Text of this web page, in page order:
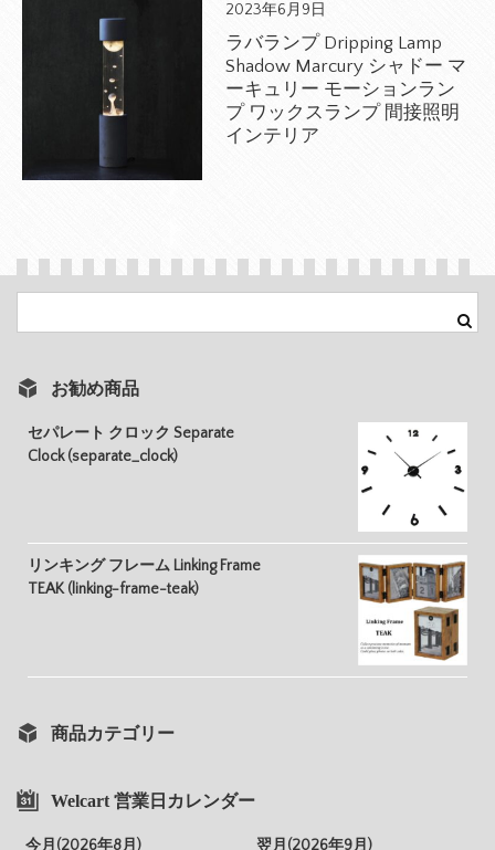
2023年6月9日
ラバランプ Dripping Lamp
Shadow Marcury シャドー マ
ーキュリー モーションラン
プ ワックスランプ 間接照明
インテリア
お勧め商品
セパレート クロック Separate
Clock (separate_clock)
リンキング フレーム Linking Frame
TEAK (linking-frame-teak)
商品カテゴリー
Welcart 営業日カレンダー
今月(2026年8月) 翌月(2026年9月)